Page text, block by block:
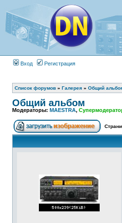
Вход Регистрация
Список форумов » Галерея » Общий
Общий альбом
Модераторы: MAESTRA,